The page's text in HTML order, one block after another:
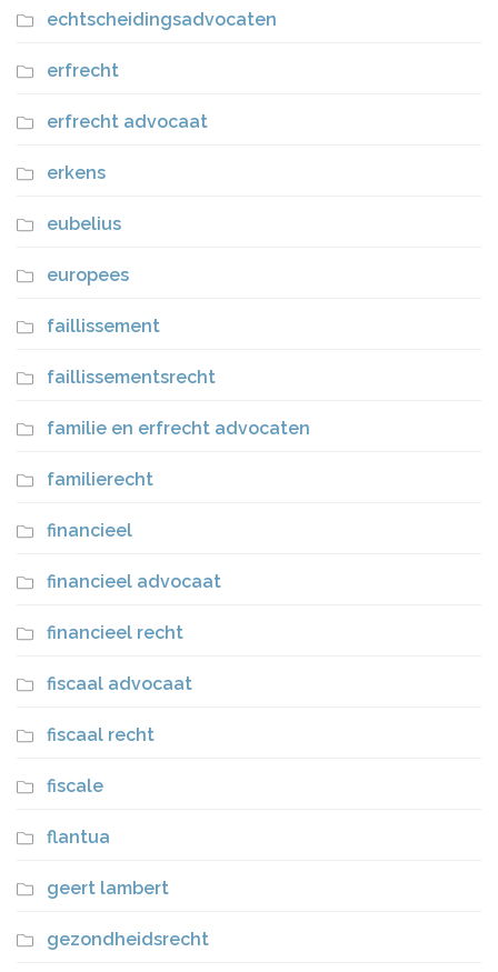
echtscheidingsadvocaten
erfrecht
erfrecht advocaat
erkens
eubelius
europees
faillissement
faillissementsrecht
familie en erfrecht advocaten
familierecht
financieel
financieel advocaat
financieel recht
fiscaal advocaat
fiscaal recht
fiscale
flantua
geert lambert
gezondheidsrecht